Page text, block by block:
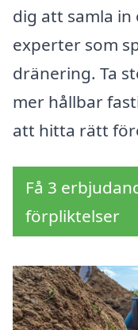
dig att samla
experter som
dränering. Ta
mer hållbar
att hitta rätt
Få 3
förpliktelser